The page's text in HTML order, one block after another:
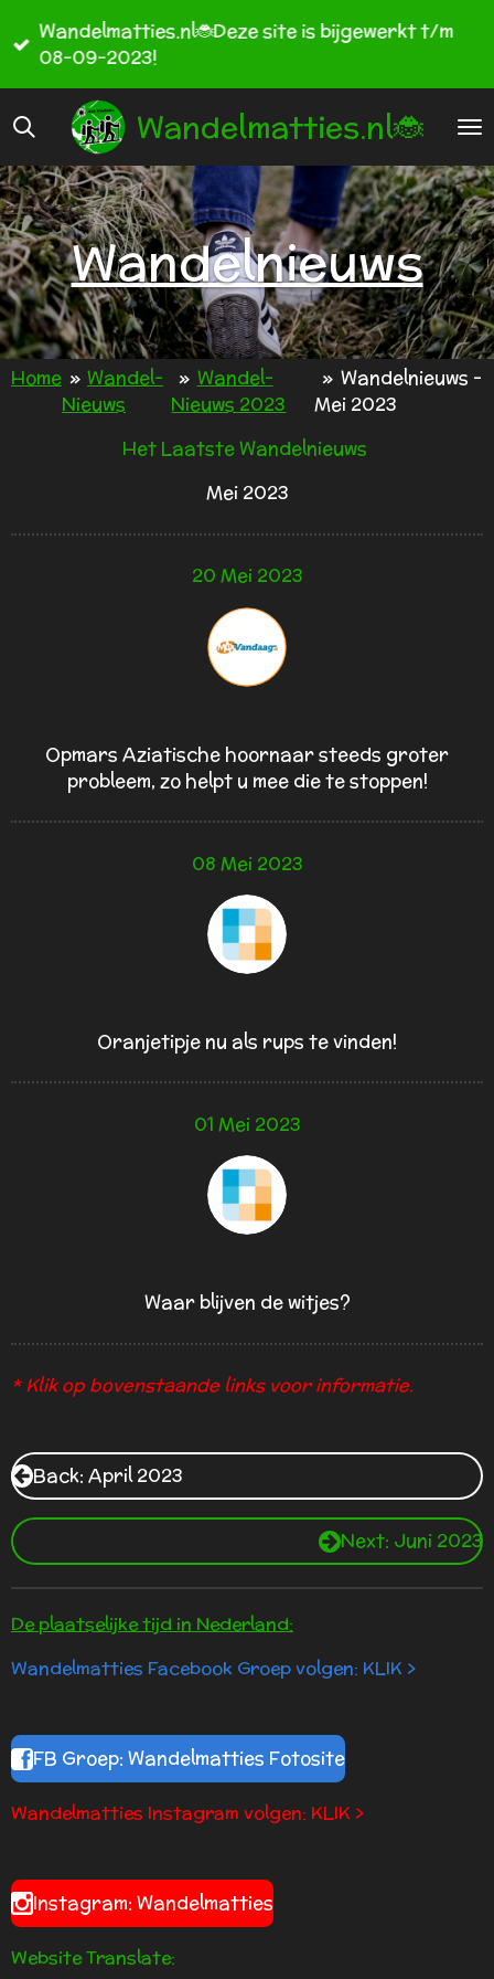
direct
hoofdinhoud
Wandelmatties.nl🐞
Wandelmatties.nl🐞Deze site is bijgewerkt t/m
08-09-2023!
Wandelnieuws
Home » Wandel-
Nieuws
» Wandel-
Nieuws 2023
» Wandelnieuws -
Mei 2023
Het Laatste Wandelnieuws
Mei 2023
20 Mei 2023
Opmars Aziatische hoornaar steeds groter
probleem, zo helpt u mee die te stoppen!
08 Mei 2023
Oranjetipje nu als rups te vinden!
01 Mei 2023
Waar blijven de witjes?
* Klik op bovenstaande links voor informatie.
Back: April 2023
Next: Juni 2023
De plaatselijke tijd in Nederland:
Wandelmatties Facebook Groep volgen: KLIK >
FB Groep: Wandelmatties Fotosite
Wandelmatties Instagram volgen: KLIK >
Instagram: Wandelmatties
Website Translate: